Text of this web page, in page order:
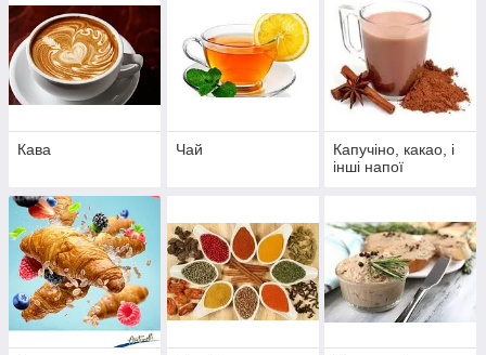
Кава Чай
Капучіно, какао, і
інші напої